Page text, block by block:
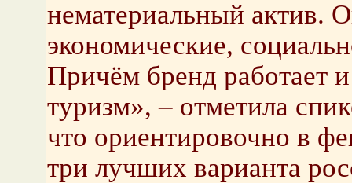
нематериальный актив.
экономические,
Причём бренд работает
туризм», – отметила
что ориентировочно в
три лучших варианта